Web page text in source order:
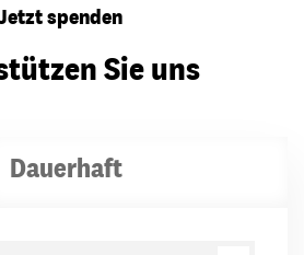
spenden
Sie uns
Dauerhaft